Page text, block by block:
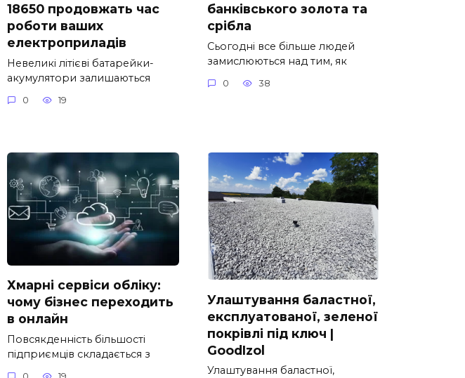
18650 продовжать час
роботи ваших
електроприладів
Невеликі літієві батарейки-
акумулятори залишаються
0 19
банківського золота та
срібла
Сьогодні все більше людей
замислюються над тим, як
0 38
Хмарні сервіси обліку:
чому бізнес переходить
в онлайн
Повсякденність більшості
підприємців складається з
Улаштування баластної,
експлуатованої, зеленої
покрівлі під ключ |
GoodIzol
Улаштування баластної,